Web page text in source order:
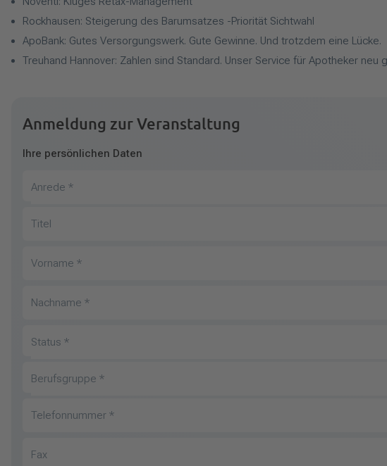
Rockhausen: Steigerung des Barumsatzes -Priorität Sichtwahl
ApoBank: Gutes Versorgungswerk. Gute Gewinne. Und trotzdem eine Lücke.
Treuhand Hannover: Zahlen sind Standard. Unser Service für Apotheker
Anmeldung zur Veranstaltung
Ihre persönlichen Daten
Anrede *
Titel
Vorname *
Nachname *
Status *
Berufsgruppe *
Telefonnummer *
Fax